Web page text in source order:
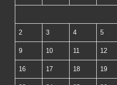
平
安
課
程
2 3 4 5
9 10 11 12
16 17 18 19